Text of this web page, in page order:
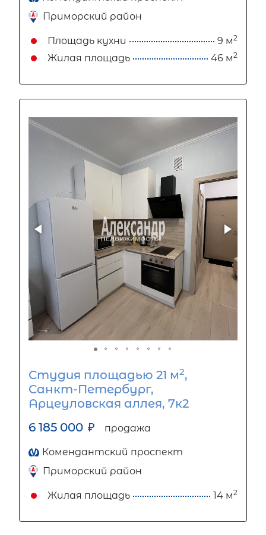
Приморский район
Площадь кухни 9 м2
Жилая площадь 46 м2
Студия площадью 21 м2,
Санкт-Петербург,
Арцеуловская аллея, 7к2
6 185 000 ₽ продажа
Комендантский проспект
Приморский район
Жилая площадь 14 м2